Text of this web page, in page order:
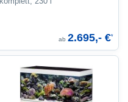
ab 2.695,- €*